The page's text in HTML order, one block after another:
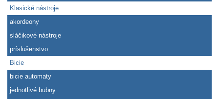
Klasické nástroje
akordeony
sláčikové nástroje
príslušenstvo
Bicie
bicie automaty
jednotlivé bubny